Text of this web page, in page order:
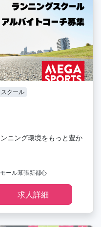
クール
ニング環境をもっと豊か
ール幕張新都心
求人詳細